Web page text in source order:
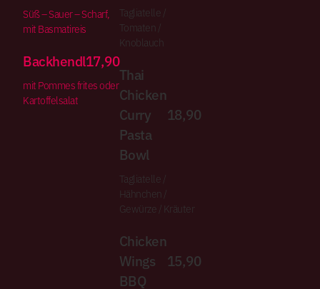
Süß – Sauer – Scharf,
mit Basmatireis
Backhendl17,90
mit Pommes frites oder
Kartoffelsalat
Tagliatelle /
Tomaten /
Knoblauch
Thai
Chicken
Curry
Pasta
Bowl
18,90
Tagliatelle /
Hähnchen /
Gewürze / Kräuter
Chicken
Wings
BBQ
15,90